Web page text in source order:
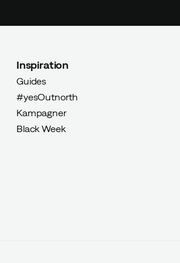
Inspiration
Guides
#yesOutnorth
Kampagner
Black Week